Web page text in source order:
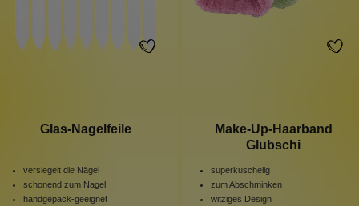
Glas-Nagelfeile
versiegelt die Nägel
schonend zum Nagel
handgepäck-geeignet
Make-Up-Haarband
Glubschi
superkuschelig
zum Abschminken
witziges Design